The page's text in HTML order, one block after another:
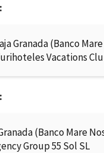
Granada (Banco Mare
Vacations
(Banco Mare
Group 55 Sol SL